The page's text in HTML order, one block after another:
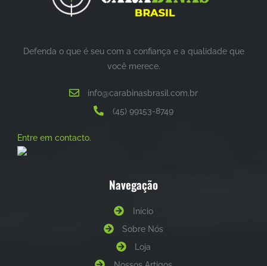
Defenda o que é seu com a confiança e a qualidade que
você merece.
info@carabinasbrasil.com.br
(45) 99153-8749
Entre em contacto.
Navegação
Início
Sobre Nós
Loja